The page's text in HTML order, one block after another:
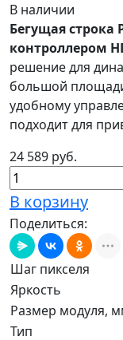
В наличии
Бегущая строка
контроллером
решение для
большой
удобному
подходит для
24 589 руб.
В корзину
Поделиться:
Шаг пикселя
Яркость
Размер модуля,
Тип